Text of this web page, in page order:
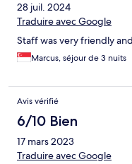
28 juil. 2024
Traduire avec Google
Staff was very friendly
Marcus, séjour de 3 nuits
Avis vérifié
6/10 Bien
17 mars 2023
Traduire avec Google